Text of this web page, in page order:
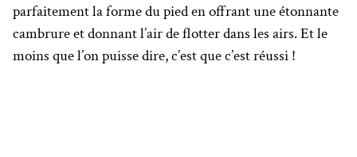
parfaitement la forme du pied en offrant une étonnante
cambrure et donnant l’air de flotter dans les airs. Et le
moins que l’on puisse dire, c’est que c’est réussi !